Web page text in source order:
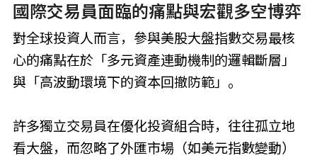
國際交易員面臨的痛點與宏觀多空博弈
對全球投資人而言，參與美股大盤指數交易最核
心的痛點在於「多元資產連動機制的邏輯斷層」
與「高波動環境下的資本回撤防範」。
許多獨立交易員在優化投資組合時，往往孤立地
看大盤，而忽略了外匯市場（如美元指數變動）